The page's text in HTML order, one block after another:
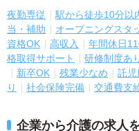
夜勤専従 駅から徒歩10分以
当・補助
オープニングスタ
資格OK
高収入 年間休日
格取得サポート
研修制度あ
新卒OK
残業少なめ 託児
り
社会保険完備 交通費支
企業から介護の求人